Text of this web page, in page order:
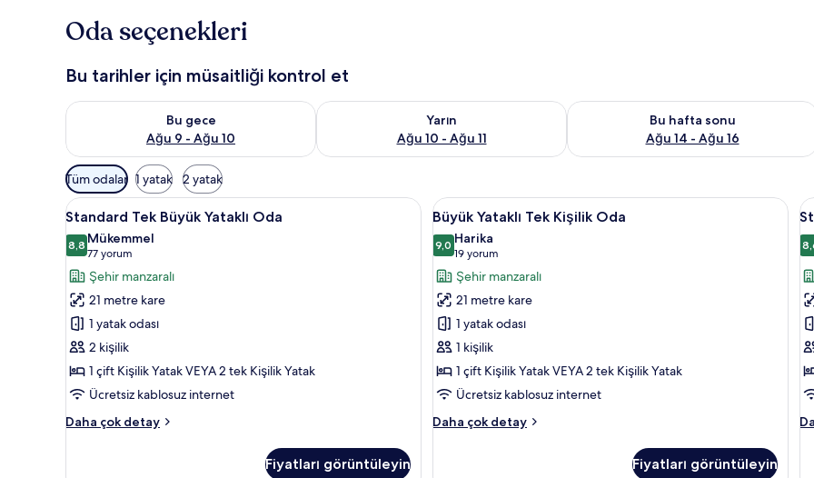
Oda seçenekleri
Bu tarihler için müsaitliği kontrol et
Bu gece
Ağu 9 - Ağu 10
Bu gece için müsaitliği kontrol et Ağu 9 - Ağu 10
Yarın
Ağu 10 - Ağu 11
Yarın için müsaitliği kontrol et Ağu 10 - Ağu 11
Bu hafta sonu
Ağu 14 - Ağu 16
Bu hafta sonu için müsaitliği kontrol et
Odalar
için
mevcut
filtreler
Tüm odalar 1 yatak 2 yatak
Standard
Tek
Büyük
Yataklı
Oda
için
tüm
fotoğrafları
görün
Anti alerjik yatak takımı, minibar, odada kasa, masa
4
Standard Tek Büyük Yataklı Oda
8,88,8 / 10
Mükemmel
77 yorum
(77
yorum)
Şehir manzaralı
21 metre kare
1 yatak odası
2 kişilik
1 çift Kişilik Yatak VEYA 2 tek Kişilik Yatak
Ücretsiz kablosuz internet
Daha çok detay
Standard
Fiyatları görüntüleyin
Büyük
Yataklı
Tek
Kişilik
Oda
için
tüm
fotoğrafları
görün
Anti alerjik yatak takımı, minibar,
4
Büyük Yataklı Tek Kişilik Oda
9,09,0 / 10
Harika
19 yorum
(19
yorum)
Şehir manzaralı
21 metre kare
1 yatak odası
1 kişilik
1 çift Kişilik Yatak VEYA 2 tek Kişilik Yatak
Ücretsiz kablosuz internet
Daha çok detay
Büyük
Fiyatları görüntüleyin